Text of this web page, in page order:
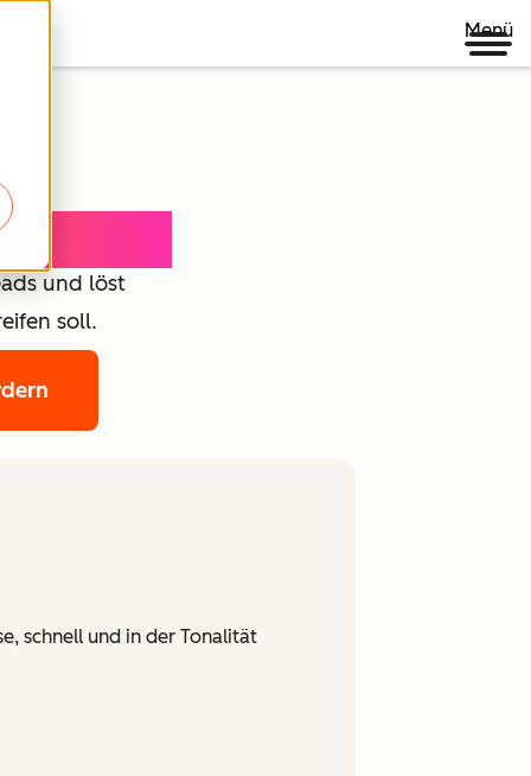
Menü
und löst
soll.
schnell und in der Tonalität